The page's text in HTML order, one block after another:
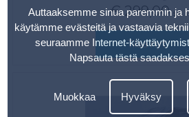
€ 299,00 sis.
Tilaa nyt
Auttaaksemme sinua paremmin ja
käytämme evästeitä ja vastaavia
seuraamme Internet-
Napsauta tästä
Muokkaa Hyväksy